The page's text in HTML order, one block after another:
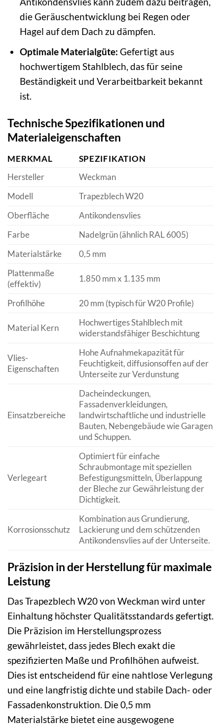
die Geräuschentwicklung bei Regen oder
Hagel auf dem Dach zu dämpfen.
Optimale Materialgüte: Gefertigt aus
hochwertigem Stahlblech, das für seine
Beständigkeit und Verarbeitbarkeit bekannt
ist.
Technische Spezifikationen und
Materialeigenschaften
MERKMAL
SPEZIFIKATION
Hersteller
Weckman
Modell
Trapezblech W20
Oberfläche
Antikondensvlies
Farbe
Nadelgrün (ähnlich RAL 6005)
Materialstärke
0,5 mm
Plattenmaße
(effektiv)
1.850 mm x 1.135 mm
Profilhöhe 20 mm (typisch für W20 Profile)
Material Kern
Hochwertiges Stahlblech mit
widerstandsfähiger Beschichtung
Vlies-
Eigenschaften
Hohe Aufnahmekapazität für
Feuchtigkeit, diffusionsoffen auf der
Unterseite zur Verdunstung
Einsatzbereiche
Dacheindeckungen,
Fassadenverkleidungen,
landwirtschaftliche und industrielle
Bauten, Nebengebäude wie Garagen
und Schuppen.
Verlegeart
Optimiert für einfache
Schraubmontage mit speziellen
Befestigungsmitteln, Überlappung
der Bleche zur Gewährleistung der
Dichtigkeit.
Korrosionsschutz
Kombination aus Grundierung,
Lackierung und dem schützenden
Antikondensvlies auf der Unterseite.
Präzision in der Herstellung für maximale
Leistung
Das Trapezblech W20 von Weckman wird unter
Einhaltung höchster Qualitätsstandards gefertigt.
Die Präzision im Herstellungsprozess
gewährleistet, dass jedes Blech exakt die
spezifizierten Maße und Profilhöhen aufweist.
Dies ist entscheidend für eine nahtlose Verlegung
und eine langfristig dichte und stabile Dach- oder
Fassadenkonstruktion. Die 0,5 mm
Materialstärke bietet eine ausgewogene